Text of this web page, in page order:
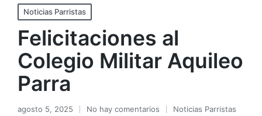
Noticias Parristas
Felicitaciones al
Colegio Militar Aquileo
Parra
agosto 5, 2025 No hay comentarios Noticias Parristas